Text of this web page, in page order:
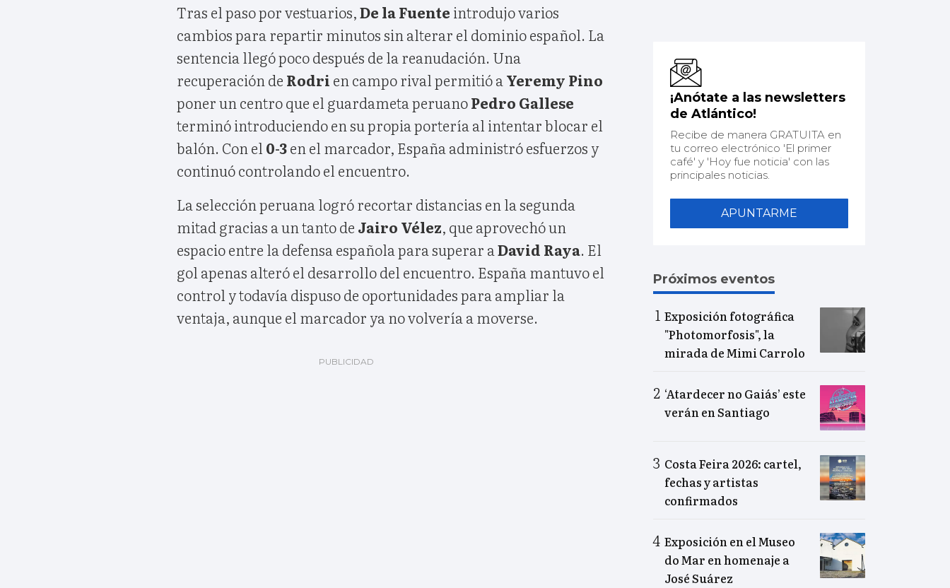
Tras el paso por vestuarios,De la Fuente introdujo varios
cambios para repartir minutos sin alterar el dominio español. La
sentencia llegó poco después de la reanudación. Una
recuperación de Rodri en campo rival permitió a Yeremy Pino
poner un centro que el guardameta peruanoPedro Gallese
terminó introduciendo en su propia portería al intentar blocar el
balón. Con el 0-3en el marcador, España administró esfuerzos y
continuó controlando el encuentro.
La selección peruana logró recortar distancias en la segunda
mitad gracias a un tanto de Jairo Vélez, que aprovechó un
espacio entre la defensa española para superar a David Raya. El
gol apenas alteró el desarrollo del encuentro. España mantuvo el
control y todavía dispuso de oportunidades para ampliar la
ventaja, aunque el marcador ya no volvería a moverse.
¡Anótate a las newsletters
de Atlántico!
Recibe de manera GRATUITA en
tu correo electrónico 'El primer
café' y 'Hoy fue noticia' con las
principales noticias.
APUNTARME
Próximos eventos
Exposición fotográfica
"Photomorfosis", la
mirada de Mimi Carrolo
‘Atardecer no Gaiás’ este
verán en Santiago
Costa Feira 2026: cartel,
fechas y artistas
confirmados
Exposición en el Museo
do Mar en homenaje a
José Suárez